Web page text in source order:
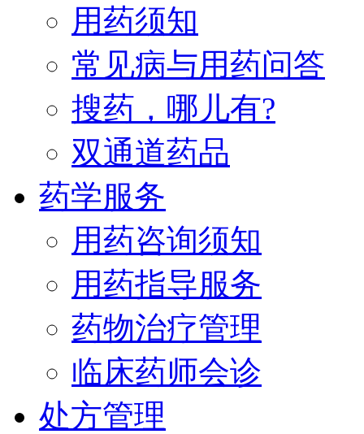
用药须知
常见病与用药问答
搜药，哪儿有?
双通道药品
药学服务
用药咨询须知
用药指导服务
药物治疗管理
临床药师会诊
处方管理